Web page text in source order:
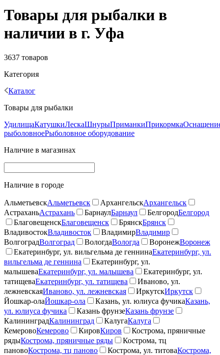
Товары для рыбалки в
наличии в г. Уфа
3637 товаров
Категория
Каталог
Товары для рыбалки
УдилищаКатушкиЛескаШнурыПриманкиПрикормка
рыболовноеРыболовное оборудование
Наличие в магазинах
Наличие в городе
АльметьевскАльметьевск АрхангельскАрхангельск
АстраханьАстрахань БарнаулБарнаул БелгородБелгород
БлаговещенскБлаговещенск БрянскБрянск
ВладивостокВладивосток ВладимирВладимир
ВолгоградВолгоград ВологдаВологда ВоронежВоронеж
Екатеринбург, ул. вильгельма де геннинаЕкатеринбург, ул.
вильгельма де геннина
Екатеринбург, ул.
малышеваЕкатеринбург, ул. малышева
Екатеринбург, ул.
татищеваЕкатеринбург, ул. татищева
Иваново, ул.
лежневскаяИваново, ул. лежневская ИркутскИркутск
Йошкар-олаЙошкар-ола Казань, ул. юлиуса фучикаКазань,
ул. юлиуса фучика
Казань фрунзеКазань фрунзе
КалининградКалининград КалугаКалуга
КемеровоКемерово КировКиров
Кострома, пряничные
рядыКострома, пряничные ряды
Кострома, тц
пановоКострома, тц паново Кострома, ул. титоваКострома,